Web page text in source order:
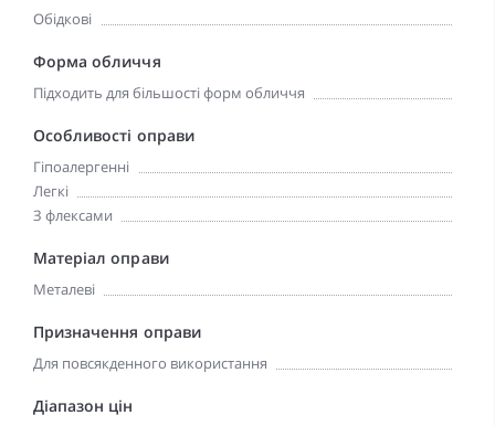
Обідкові
Форма обличчя
Підходить для більшості форм обличчя
Особливості оправи
Гіпоалергенні
Легкі
З флексами
Матеріал оправи
Металеві
Призначення оправи
Для повсякденного використання
Діапазон цін